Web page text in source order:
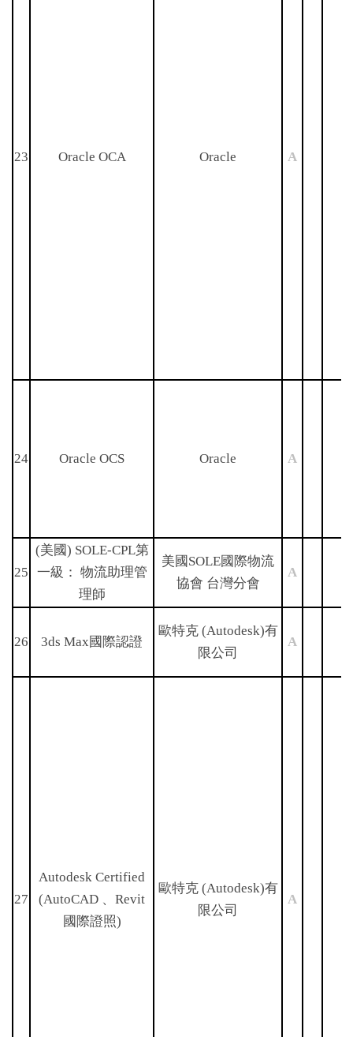
23 Oracle OCA Oracle A
24 Oracle OCS Oracle A
25
(美國) SOLE-CPL第
一級： 物流助理管
理師
美國SOLE國際物流
協會 台灣分會
A
26 3ds Max國際認證
歐特克 (Autodesk)有
限公司
A
27
Autodesk Certified
(AutoCAD 、Revit
國際證照)
歐特克 (Autodesk)有
限公司
A